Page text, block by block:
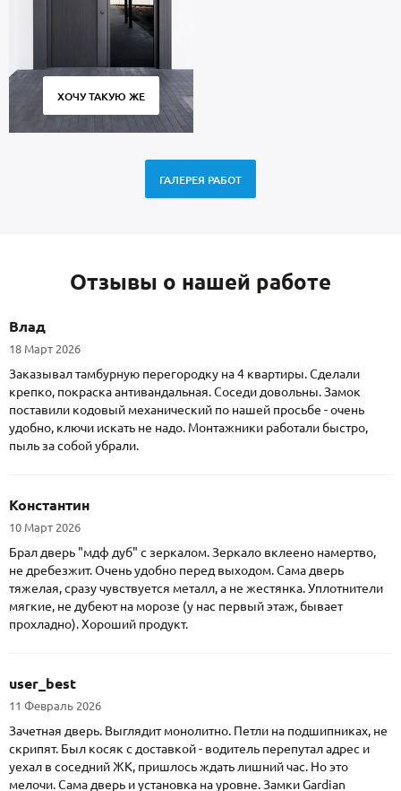
ХОЧУ ТАКУЮ ЖЕ
ГАЛЕРЕЯ РАБОТ
Отзывы о нашей работе
Влад
18 Март 2026
Заказывал тамбурную перегородку на 4 квартиры. Сделали
крепко, покраска антивандальная. Соседи довольны. Замок
поставили кодовый механический по нашей просьбе - очень
удобно, ключи искать не надо. Монтажники работали быстро,
пыль за собой убрали.
Константин
10 Март 2026
Брал дверь "мдф дуб" с зеркалом. Зеркало вклеено намертво,
не дребезжит. Очень удобно перед выходом. Сама дверь
тяжелая, сразу чувствуется металл, а не жестянка. Уплотнители
мягкие, не дубеют на морозе (у нас первый этаж, бывает
прохладно). Хороший продукт.
user_best
11 Февраль 2026
Зачетная дверь. Выглядит монолитно. Петли на подшипниках, не
скрипят. Был косяк с доставкой - водитель перепутал адрес и
уехал в соседний ЖК, пришлось ждать лишний час. Но это
мелочи. Сама дверь и установка на уровне. Замки Gardian